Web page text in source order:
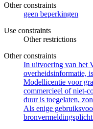
Other constraints
geen beperkingen
Use constraints
Other restrictions
Other constraints
In uitvoering van het
overheidsinformatie,
Modellicentie voor
commercieel of niet-
duur is toegelaten,
Als enige